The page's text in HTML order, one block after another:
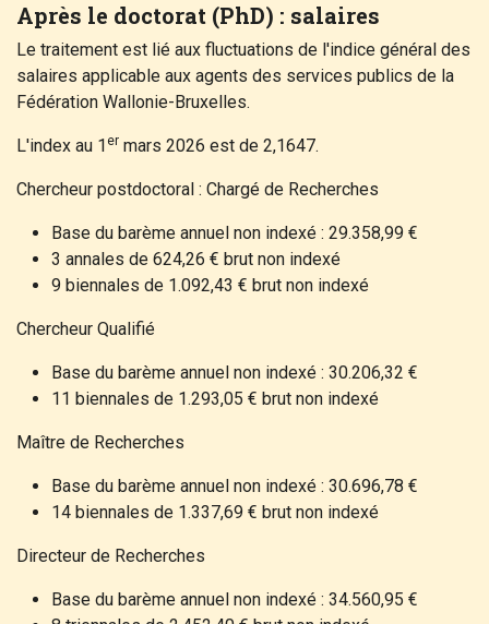
Après le doctorat (PhD) : salaires
Le traitement est lié aux fluctuations de l'indice général des
salaires applicable aux agents des services publics de la
Fédération Wallonie-Bruxelles.
L'index au 1 er mars 2026 est de 2,1647.
Chercheur postdoctoral : Chargé de Recherches
Base du barème annuel non indexé : 29.358,99 €
3 annales de 624,26 € brut non indexé
9 biennales de 1.092,43 € brut non indexé
Chercheur Qualifié
Base du barème annuel non indexé : 30.206,32 €
11 biennales de 1.293,05 € brut non indexé
Maître de Recherches
Base du barème annuel non indexé : 30.696,78 €
14 biennales de 1.337,69 € brut non indexé
Directeur de Recherches
Base du barème annuel non indexé : 34.560,95 €